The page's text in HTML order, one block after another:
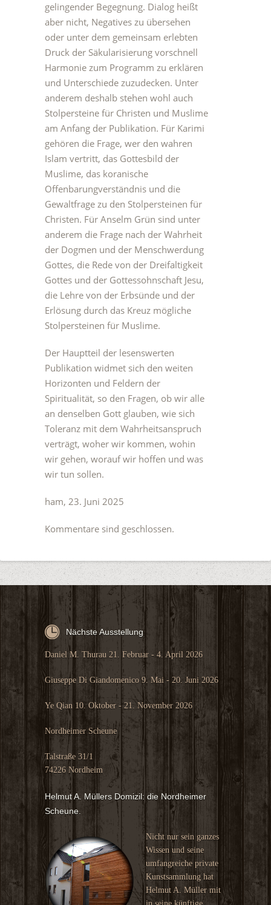
gelingender Begegnung. Dialog heißt
aber nicht, Negatives zu übersehen
oder unter dem gemeinsam erlebten
Druck der Säkularisierung vorschnell
Harmonie zum Programm zu erklären
und Unterschiede zuzudecken. Unter
anderem deshalb stehen wohl auch
Stolpersteine für Christen und Muslime
am Anfang der Publikation. Für Karimi
gehören die Frage, wer den wahren
Islam vertritt, das Gottesbild der
Muslime, das koranische
Offenbarungverständnis und die
Gewaltfrage zu den Stolpersteinen für
Christen. Für Anselm Grün sind unter
anderem die Frage nach der Wahrheit
der Dogmen und der Menschwerdung
Gottes, die Rede von der Dreifaltigkeit
Gottes und der Gottessohnschaft Jesu,
die Lehre von der Erbsünde und der
Erlösung durch das Kreuz mögliche
Stolpersteinen für Muslime.
Der Hauptteil der lesenswerten
Publikation widmet sich den weiten
Horizonten und Feldern der
Spiritualität, so den Fragen, ob wir alle
an denselben Gott glauben, wie sich
Toleranz mit dem Wahrheitsanspruch
verträgt, woher wir kommen, wohin
wir gehen, worauf wir hoffen und was
wir tun sollen.
ham, 23. Juni 2025
Kommentare sind geschlossen.
Nächste Ausstellung
Daniel M. Thurau 21. Februar - 4. April 2026
Giuseppe Di Giandomenico 9. Mai - 20. Juni 2026
Ye Qian 10. Oktober - 21. November 2026
Nordheimer Scheune
Talstraße 31/1
74226 Nordheim
Helmut A. Müllers Domizil: die Nordheimer
Scheune.
Nicht nur sein ganzes
Wissen und seine
umfangreiche private
Kunstsammlung hat
Helmut A. Müller mit